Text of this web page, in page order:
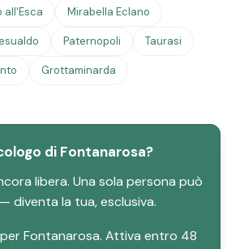
all'Esca Mirabella Eclano
Paternopoli Taurasi
Grottaminarda
di Fontanarosa?
libera. Una sola persona può
diventa la tua, esclusiva.
Fontanarosa. Attiva entro 48